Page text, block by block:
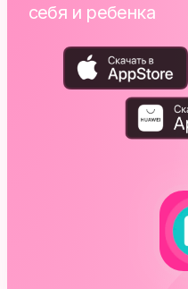
себя и ребенка